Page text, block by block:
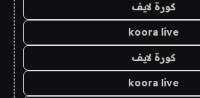
كورة لايف
koora live
كورة لايف
koora live